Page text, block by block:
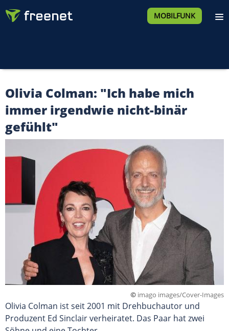
MOBILFUNK
Olivia Colman: "Ich habe mich
immer irgendwie nicht-binär
gefühlt"
© imago images/Cover-Images
Olivia Colman ist seit 2001 mit Drehbuchautor und
Produzent Ed Sinclair verheiratet. Das Paar hat zwei